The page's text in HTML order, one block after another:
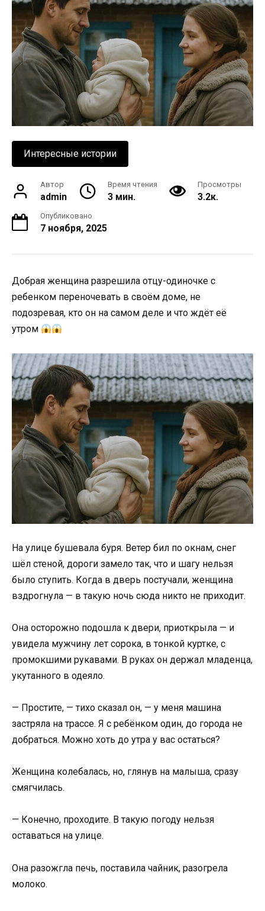
Интересные истории
Автор
admin
Время чтения
3 мин.
Просмотры
3.2к.
Опубликовано
7 ноября, 2025
Добрая женщина разрешила отцу-одиночке с
ребенком переночевать в своём доме, не
подозревая, кто он на самом деле и что ждёт её
утром
На улице бушевала буря. Ветер бил по окнам, снег
шёл стеной, дороги замело так, что и шагу нельзя
было ступить. Когда в дверь постучали, женщина
вздрогнула — в такую ночь сюда никто не приходит.
Она осторожно подошла к двери, приоткрыла — и
увидела мужчину лет сорока, в тонкой куртке, с
промокшими рукавами. В руках он держал младенца,
укутанного в одеяло.
— Простите, — тихо сказал он, — у меня машина
застряла на трассе. Я с ребёнком один, до города не
добраться. Можно хоть до утра у вас остаться?
Женщина колебалась, но, глянув на малыша, сразу
смягчилась.
— Конечно, проходите. В такую погоду нельзя
оставаться на улице.
Она разожгла печь, поставила чайник, разогрела
молоко.